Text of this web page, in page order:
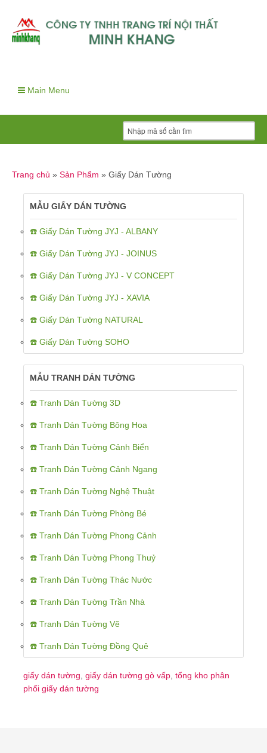
Main Menu
Trang chủ » Sản Phẩm » Giấy Dán Tường
MẪU GIẤY DÁN TƯỜNG
☎️ Giấy Dán Tường JYJ - ALBANY
☎️ Giấy Dán Tường JYJ - JOINUS
☎️ Giấy Dán Tường JYJ - V CONCEPT
☎️ Giấy Dán Tường JYJ - XAVIA
☎️ Giấy Dán Tường NATURAL
☎️ Giấy Dán Tường SOHO
MẪU TRANH DÁN TƯỜNG
☎️ Tranh Dán Tường 3D
☎️ Tranh Dán Tường Bông Hoa
☎️ Tranh Dán Tường Cảnh Biển
☎️ Tranh Dán Tường Cảnh Ngang
☎️ Tranh Dán Tường Nghệ Thuật
☎️ Tranh Dán Tường Phòng Bé
☎️ Tranh Dán Tường Phong Cảnh
☎️ Tranh Dán Tường Phong Thuỷ
☎️ Tranh Dán Tường Thác Nước
☎️ Tranh Dán Tường Trần Nhà
☎️ Tranh Dán Tường Vẽ
☎️ Tranh Dán Tường Đồng Quê
giấy dán tường giấy dán tường gò vấp tổng kho phân
phối giấy dán tường